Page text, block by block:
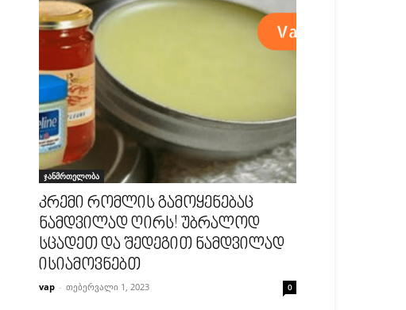
ჯანმრთელობა
კრემი რომლის გამოყენებაც
ნამდვილად ღირს! უბრალოდ
სცადეთ და შედეგით ნამდვილად
ისიამოვნებთ
vap - თებერვალი 1, 2023 0